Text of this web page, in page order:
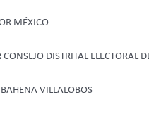
MÉXICO
CONSEJO DISTRITAL ELECTORAL
VILLALOBOS